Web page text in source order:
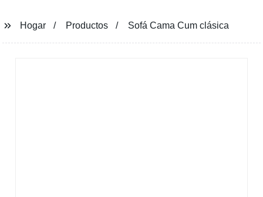
Hogar Productos Sofá Cama Cum clásica